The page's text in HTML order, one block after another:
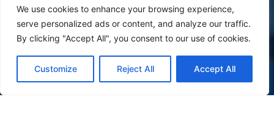
We use cookies to enhance your browsing experience,
serve personalized ads or content, and analyze our traffic.
By clicking "Accept All", you consent to our use of cookies.
Customize Reject All Accept All
(47) 9 9977-7630